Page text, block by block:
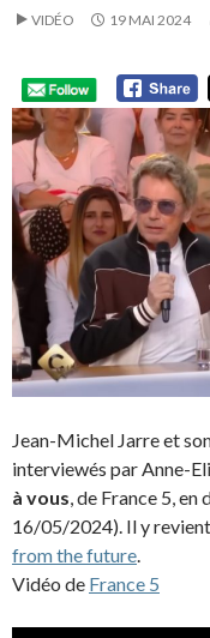
VIDÉO 19 MAI 2024
Jean-Michel Jarre et
interviewés par Anne-
à vous, de France 5, en
16/05/2024). Il y
from the future.
Vidéo de France 5